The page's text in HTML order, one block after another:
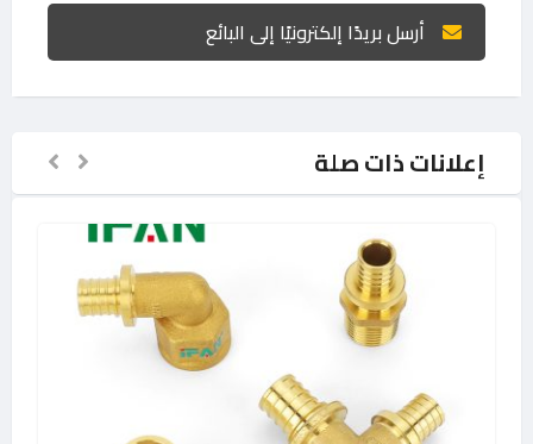
أرسل بريدًا إلكترونيًا إلى البائع
إعلانات ذات صلة